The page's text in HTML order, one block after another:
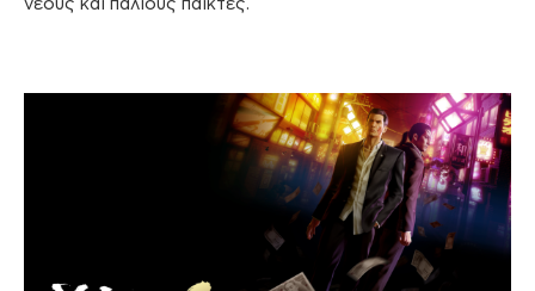
νέους και παλιούς παίκτες.